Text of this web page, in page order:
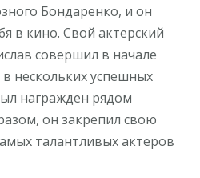
Бондаренко, и он
в кино. Свой актерский
совершил в начале
нескольких успешных
награжден рядом
он закрепил свою
талантливых актеров